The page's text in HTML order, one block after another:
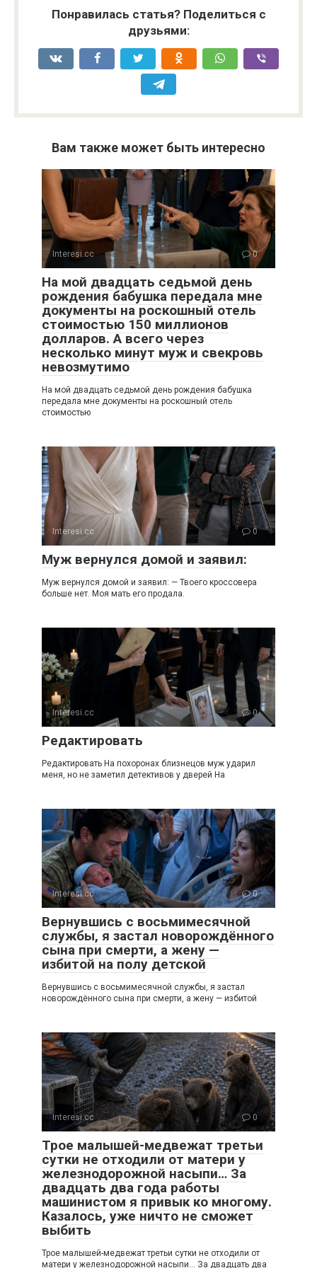
Понравилась статья? Поделиться с
друзьями:
Вам также может быть интересно
Interesi.cc 0
На мой двадцать седьмой день
рождения бабушка передала мне
документы на роскошный отель
стоимостью 150 миллионов
долларов. А всего через
несколько минут муж и свекровь
невозмутимо
На мой двадцать седьмой день рождения бабушка
передала мне документы на роскошный отель
стоимостью
Interesi.cc 0
Муж вернулся домой и заявил:
Муж вернулся домой и заявил: — Твоего кроссовера
больше нет. Моя мать его продала.
Interesi.cc 0
Редактировать
Редактировать На похоронах близнецов муж ударил
меня, но не заметил детективов у дверей На
Interesi.cc 0
Вернувшись с восьмимесячной
службы, я застал новорождённого
сына при смерти, а жену —
избитой на полу детской
Вернувшись с восьмимесячной службы, я застал
новорождённого сына при смерти, а жену — избитой
Interesi.cc 0
Трое малышей-медвежат третьи
сутки не отходили от матери у
железнодорожной насыпи… За
двадцать два года работы
машинистом я привык ко многому.
Казалось, уже ничто не сможет
выбить
Трое малышей-медвежат третьи сутки не отходили от
матери у железнодорожной насыпи… За двадцать два